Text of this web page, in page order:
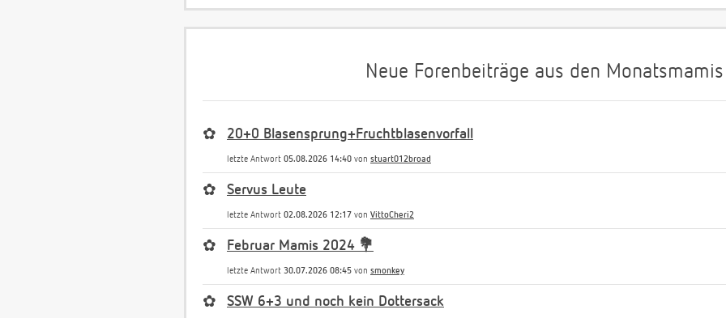
Neue Forenbeiträge aus den Monatsmamis
✿ 20+0 Blasensprung+Fruchtblasenvorfall
letzte Antwort 05.08.2026 14:40 von stuart012broad
✿ Servus Leute
letzte Antwort 02.08.2026 12:17 von VittoCheri2
✿ Februar Mamis 2024 💐
letzte Antwort 30.07.2026 08:45 von smonkey
✿ SSW 6+3 und noch kein Dottersack